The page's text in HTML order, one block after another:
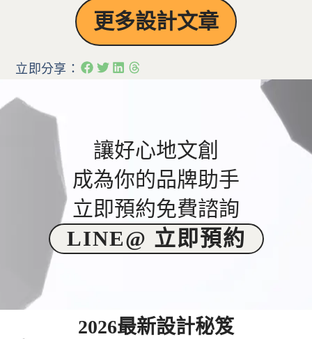
更多設計文章
立即分享：
讓好心地文創
成為你的品牌助手
立即預約免費諮詢
LINE@ 立即預約
2026最新設計秘笈